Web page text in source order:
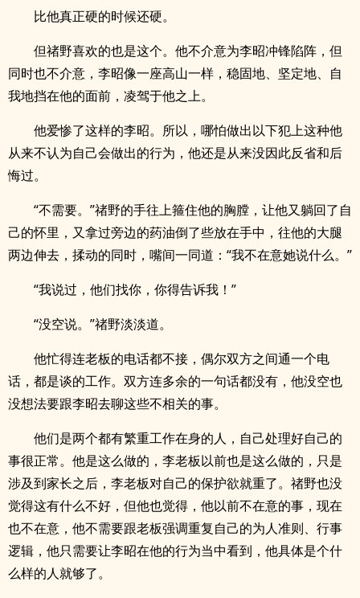
比他真正硬的时候还硬。
但禇野喜欢的也是这个。他不介意为李昭冲锋陷阵，但
同时也不介意，李昭像一座高山一样，稳固地、坚定地、自
我地挡在他的面前，凌驾于他之上。
他爱惨了这样的李昭。所以，哪怕做出以下犯上这种他
从来不认为自己会做出的行为，他还是从来没因此反省和后
悔过。
“不需要。”禇野的手往上箍住他的胸膛，让他又躺回了自
己的怀里，又拿过旁边的药油倒了些放在手中，往他的大腿
两边伸去，揉动的同时，嘴间一同道：“我不在意她说什么。”
“我说过，他们找你，你得告诉我！”
“没空说。”禇野淡淡道。
他忙得连老板的电话都不接，偶尔双方之间通一个电
话，都是谈的工作。双方连多余的一句话都没有，他没空也
没想法要跟李昭去聊这些不相关的事。
他们是两个都有繁重工作在身的人，自己处理好自己的
事很正常。他是这么做的，李老板以前也是这么做的，只是
涉及到家长之后，李老板对自己的保护欲就重了。禇野也没
觉得这有什么不好，但他也觉得，他以前不在意的事，现在
也不在意，他不需要跟老板强调重复自己的为人准则、行事
逻辑，他只需要让李昭在他的行为当中看到，他具体是个什
么样的人就够了。